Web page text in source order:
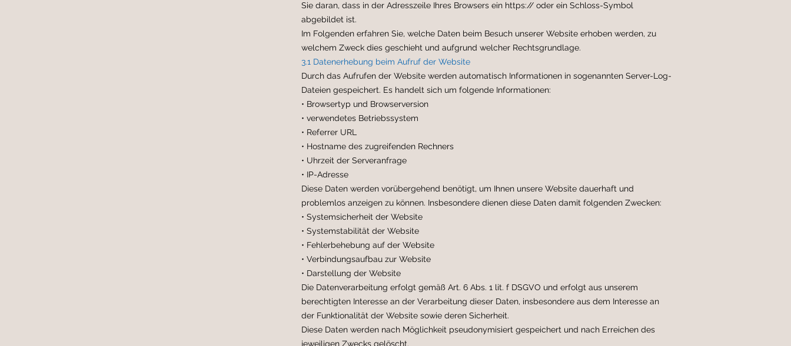
Sie daran, dass in der Adresszeile Ihres Browsers ein https:// oder ein Schloss-Symbol
abgebildet ist.
Im Folgenden erfahren Sie, welche Daten beim Besuch unserer Website erhoben werden, zu
welchem Zweck dies geschieht und aufgrund welcher Rechtsgrundlage.
3.1 Datenerhebung beim Aufruf der Website
Durch das Aufrufen der Website werden automatisch Informationen in sogenannten Server-Log-
Dateien gespeichert. Es handelt sich um folgende Informationen:
• Browsertyp und Browserversion
• verwendetes Betriebssystem
• Referrer URL
• Hostname des zugreifenden Rechners
• Uhrzeit der Serveranfrage
• IP-Adresse
Diese Daten werden vorübergehend benötigt, um Ihnen unsere Website dauerhaft und
problemlos anzeigen zu können. Insbesondere dienen diese Daten damit folgenden Zwecken:
• Systemsicherheit der Website
• Systemstabilität der Website
• Fehlerbehebung auf der Website
• Verbindungsaufbau zur Website
• Darstellung der Website
Die Datenverarbeitung erfolgt gemäß Art. 6 Abs. 1 lit. f DSGVO und erfolgt aus unserem
berechtigten Interesse an der Verarbeitung dieser Daten, insbesondere aus dem Interesse an
der Funktionalität der Website sowie deren Sicherheit.
Diese Daten werden nach Möglichkeit pseudonymisiert gespeichert und nach Erreichen des
jeweiligen Zwecks gelöscht.